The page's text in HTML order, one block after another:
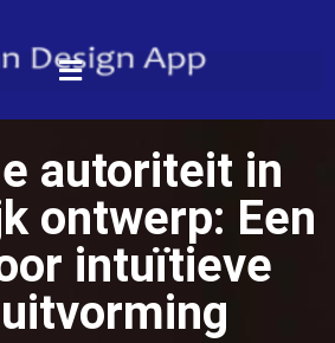
autoriteit in
ontwerp: Een
intuïtieve